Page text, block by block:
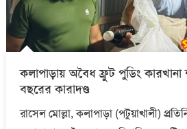
কলাপাড়ায় অবৈধ ফ্রুট পুডিং কারখানা
বছরের কারাদণ্ড
রাসেল মোল্লা, কলাপাড়া (পটুয়াখালী)